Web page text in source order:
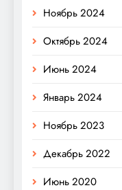
Ноябрь 2024
Октябрь 2024
Июнь 2024
Январь 2024
Ноябрь 2023
Декабрь 2022
Июнь 2020